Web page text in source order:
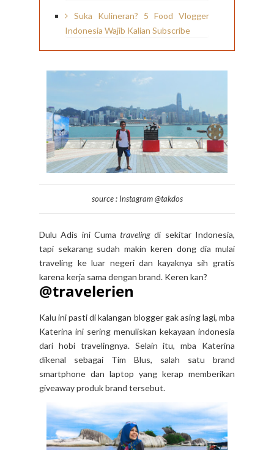
Suka Kulineran? 5 Food Vlogger
Indonesia Wajib Kalian Subscribe
source : Instagram @takdos
Dulu Adis ini Cumatraveling di sekitar Indonesia,
tapi sekarang sudah makin keren dong dia mulai
traveling ke luar negeri dan kayaknya sih gratis
karena kerja sama dengan brand. Keren kan?
@travelerien
Kalu ini pasti di kalangan blogger gak asing lagi, mba
Katerina ini sering menuliskan kekayaan indonesia
dari hobi travelingnya. Selain itu, mba Katerina
dikenal sebagai Tim Blus, salah satu brand
smartphone dan laptop yang kerap memberikan
giveaway produk brand tersebut.